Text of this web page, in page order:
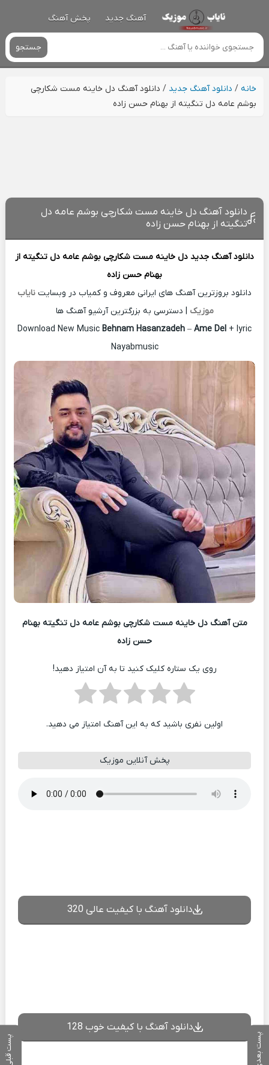
آهنگ جدید پخش آهنگ
جستجو
خانه/ دانلود آهنگ جدید / دانلود آهنگ دل خاینه مست شکارچی
بوشم عامه دل تنگیته از بهنام حسن زاده
پست بعدی پست قبلی
دانلود آهنگ دل خاینه مست شکارچی بوشم عامه دل
تنگیته از بهنام حسن زاده
دانلود آهنگ جدید دل خاینه مست شکارچی بوشم عامه دل تنگیته از
بهنام حسن زاده
دانلود بروزترین آهنگ های ایرانی معروف و کمیاب در وبسایت نایاب
موزیک | دسترسی به بزرگترین آرشیو آهنگ ها
Download New Music Behnam Hasanzadeh – Ame Del + lyric
Nayabmusic
متن آهنگ دل خاینه مست شکارچی بوشم عامه دل تنگیته بهنام
حسن زاده
روی یک ستاره کلیک کنید تا به آن امتیاز دهید!
اولین نفری باشید که به این آهنگ امتیاز می دهید.
پخش آنلاین موزیک
دانلود آهنگ با کیفیت عالی 320
دانلود آهنگ با کیفیت خوب 128